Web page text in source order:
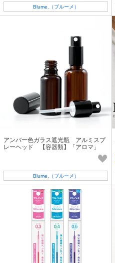
Blume.（ブルーメ）
アンバー色ガラス遮光瓶 アルミスプ
レーヘッド 【容器類】「アロマ」
Blume.（ブルーメ）